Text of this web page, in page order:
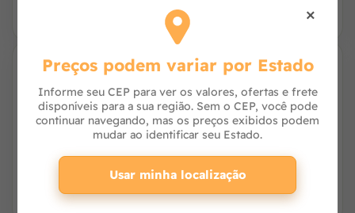
Guia Corda Azul 2,5 x 120cm - Mimo PP055
×
Preços podem variar por Estado
Informe seu CEP para ver os valores, ofertas e frete
disponíveis para a sua região. Sem o CEP, você pode
continuar navegando, mas os preços exibidos podem
mudar ao identificar seu Estado.
Usar minha localização